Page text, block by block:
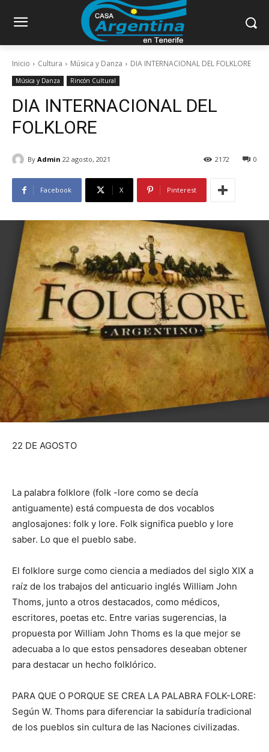
Inicio Cultura Música y Danza DIA INTERNACIONAL DEL FOLKLORE
Música y Danza Rincón Cultural
DIA INTERNACIONAL DEL
FOLKLORE
By Admin 22 agosto, 2021 0
2172
Facebook X Pinterest
22 DE AGOSTO
La palabra folklore (folk -lore como se decía
antiguamente) está compuesta de dos vocablos
anglosajones: folk y lore. Folk significa pueblo y lore
saber. Lo que el pueblo sabe.
El folklore surge como ciencia a mediados del siglo XIX a
raíz de los trabajos del anticuario inglés William John
Thoms, junto a otros destacados, como médicos,
escritores, poetas etc. Entre varias sugerencias, la
propuesta por William John Thoms es la que mejor se
adecuaba a lo que estos pensadores deseaban obtener
para destacar un hecho folklórico.
PARA QUE O PORQUE SE CREA LA PALABRA FOLK-LORE:
Según W. Thoms para diferenciar la sabiduría tradicional
de los pueblos sin cultura de las Naciones civilizadas.